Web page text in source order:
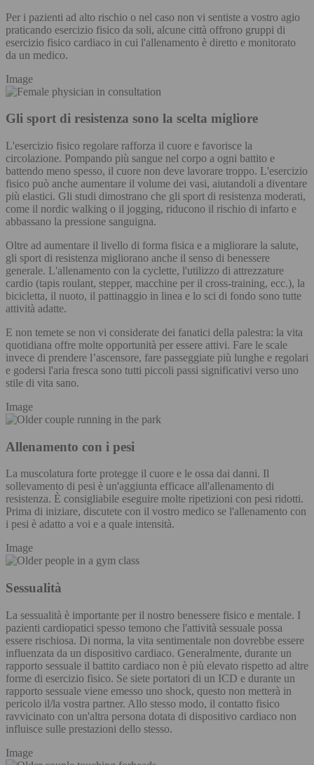
Per i pazienti ad alto rischio o nel caso non vi sentiste a vostro agio
praticando esercizio fisico da soli, alcune città offrono gruppi di
esercizio fisico cardiaco in cui l'allenamento è diretto e monitorato
da un medico.
Image
Gli sport di resistenza sono la scelta migliore
L'esercizio fisico regolare rafforza il cuore e favorisce la
circolazione. Pompando più sangue nel corpo a ogni battito e
battendo meno spesso, il cuore non deve lavorare troppo. L'esercizio
fisico può anche aumentare il volume dei vasi, aiutandoli a diventare
più elastici. Gli studi dimostrano che gli sport di resistenza moderati,
come il nordic walking o il jogging, riducono il rischio di infarto e
abbassano la pressione sanguigna.
Oltre ad aumentare il livello di forma fisica e a migliorare la salute,
gli sport di resistenza migliorano anche il senso di benessere
generale. L'allenamento con la cyclette, l'utilizzo di attrezzature
cardio (tapis roulant, stepper, macchine per il cross-training, ecc.), la
bicicletta, il nuoto, il pattinaggio in linea e lo sci di fondo sono tutte
attività adatte.
E non temete se non vi considerate dei fanatici della palestra: la vita
quotidiana offre molte opportunità per essere attivi. Fare le scale
invece di prendere l’ascensore, fare passeggiate più lunghe e regolari
e godersi l'aria fresca sono tutti piccoli passi significativi verso uno
stile di vita sano.
Image
Allenamento con i pesi
La muscolatura forte protegge il cuore e le ossa dai danni. Il
sollevamento di pesi è un'aggiunta efficace all'allenamento di
resistenza. È consigliabile eseguire molte ripetizioni con pesi ridotti.
Prima di iniziare, discutete con il vostro medico se l'allenamento con
i pesi è adatto a voi e a quale intensità.
Image
Sessualità
La sessualità è importante per il nostro benessere fisico e mentale. I
pazienti cardiopatici spesso temono che l'attività sessuale possa
essere rischiosa. Di norma, la vita sentimentale non dovrebbe essere
influenzata da un dispositivo cardiaco. Generalmente, durante un
rapporto sessuale il battito cardiaco non è più elevato rispetto ad altre
forme di esercizio fisico. Se siete portatori di un ICD e durante un
rapporto sessuale viene emesso uno shock, questo non metterà in
pericolo il/la vostra partner. Allo stesso modo, il contatto fisico
ravvicinato con un'altra persona dotata di dispositivo cardiaco non
influisce sulle prestazioni dello stesso.
Image